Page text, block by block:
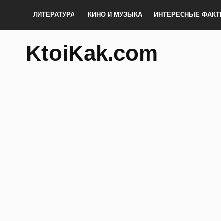
ЛИТЕРАТУРА КИНО И МУЗЫКА ИНТЕРЕСНЫЕ
KtoiKak.com